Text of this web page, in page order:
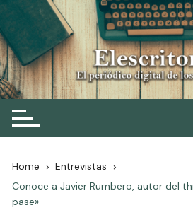
Skip
to
content
Elescritor.es
El periódico digital de los escritores
Home
Entrevistas
Conoce a Javier Rumbero, autor del
pase»